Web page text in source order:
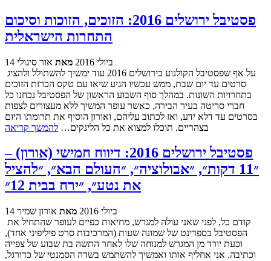
פסטיבל ירושלים 2016: הזוכים, הזוכות וסיכום
התחרות הישראלית
14 ביולי 2016 מאת אור סיגולי
סרטים עד יום שבת, ממש עכשיו הגיע שיאו עם טקס הכרזת הזוכים
בתחרויות השונות. במהלך סוף השבוע הראשון של הפסטיבל נכחנו כל
חברי סריטה בעיר הבירה, כאשר עופר המשיך ללא מעצורים לצפות
בסרטים עד דלא ידע, ואז לכתוב עליהם, ואורון הוסיף את תרומתו היום
בצהריים. תוכלו למצוא את כל הלינקים… להמשך קריאה
פסטיבל ירושלים 2016: דיווח חמישי (אורון) –
״11 דקות״, ״אבולוציה״, ״העולם הבא״, ״להציל
את נטע״, ״ירח בבית 12״
14 ביולי 2016 מאת אורון שמיר
הפסטיבל בספרינט של שמונה שעות (המרכיבות סרט פיליפיני אחד),
וכעת יורד מן המגרש למנוחה שלו לאחר התשה בת שבוע של צפייה
וכתיבה. אני אחליף אותו ואמשיך להשתמש בשדה הסמנטי של כדורגל,